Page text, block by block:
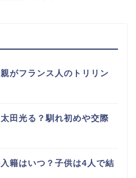
がフランス人のトリリン
田光る？馴れ初めや交際
籍はいつ？子供は4人で結